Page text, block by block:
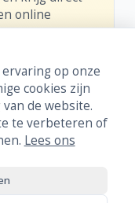
online
op onze
cookies zijn
de website.
te verbeteren of
Lees ons